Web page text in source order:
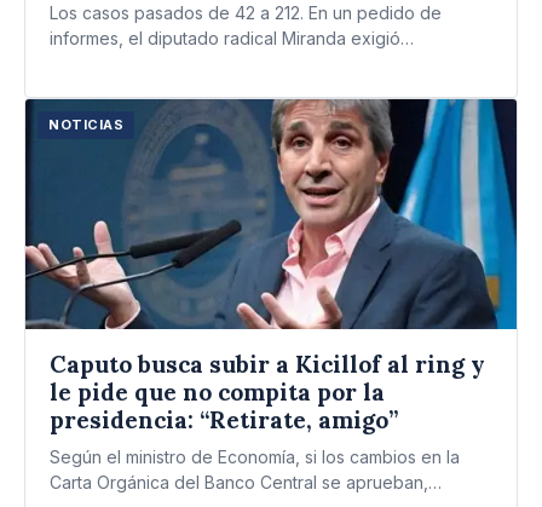
Los casos pasados de 42 a 212. En un pedido de
informes, el diputado radical Miranda exigió
NOTICIAS
Caputo busca subir a Kicillof al ring y
le pide que no compita por la
presidencia: “Retirate, amigo”
Según el ministro de Economía, si los cambios en la
Carta Orgánica del Banco Central se aprueban,